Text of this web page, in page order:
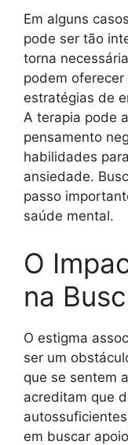
Em alguns
pode ser tão
torna
podem
estratégias de
A terapia pode
pensamento
habilidades
ansiedade.
passo
saúde mental.
O
na
O estigma
ser um
que se sentem
acreditam que
em buscar